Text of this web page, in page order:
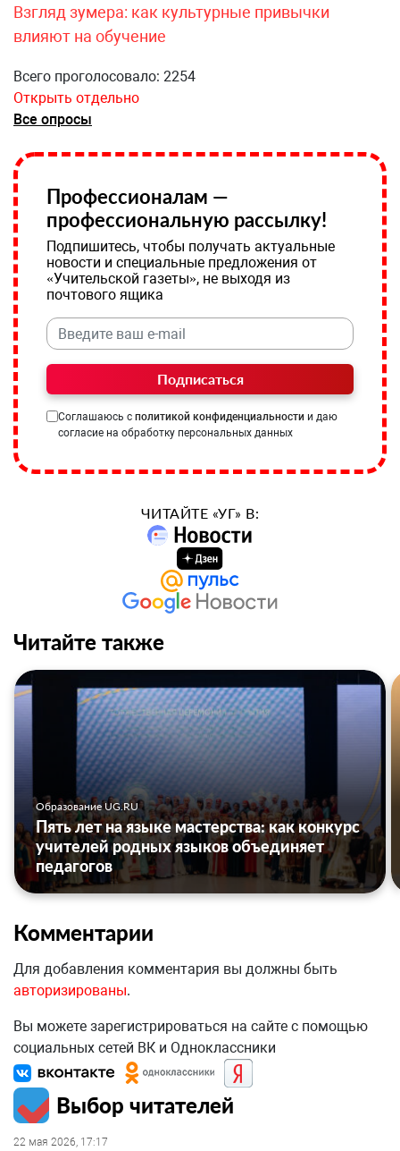
Взгляд зумера: как культурные привычки
влияют на обучение
Всего проголосовало: 2254
Открыть отдельно
Все опросы
Профессионалам —
профессиональную рассылку!
Подпишитесь, чтобы получать актуальные
новости и специальные предложения от
«Учительской газеты», не выходя из
почтового ящика
Подписаться
Соглашаюсь с политикой конфиденциальности и даю
согласие на обработку персональных данных
ЧИТАЙТЕ «УГ» В:
Читайте также
Образование UG.RU
Пять лет на языке мастерства: как конкурс
учителей родных языков объединяет
педагогов
Комментарии
Для добавления комментария вы должны быть
авторизированы.
Вы можете зарегистрироваться на сайте с помощью
социальных сетей ВК и Одноклассники
Выбор читателей
22 мая 2026, 17:17